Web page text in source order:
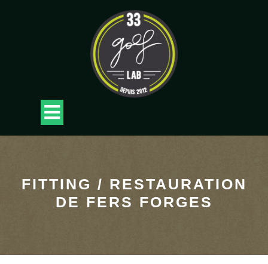
Button
FITTING / RESTAURATION
DE FERS FORGES